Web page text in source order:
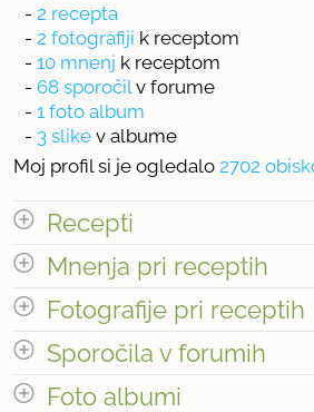
- 2 recepta
- 2 fotografiji k receptom
- 10 mnenj k receptom
- 68 sporočil v forume
- 1 foto album
- 3 slike v albume
Moj profil si je ogledalo 2702
Recepti
Število receptov: 2
Mnenja pri receptih
odpri vse
Število mnenj pri receptih: 10
Fotografije pri receptih
Število fotografij pri receptih: 2
Sporočila v forumih
odpri vse
Foto albumi